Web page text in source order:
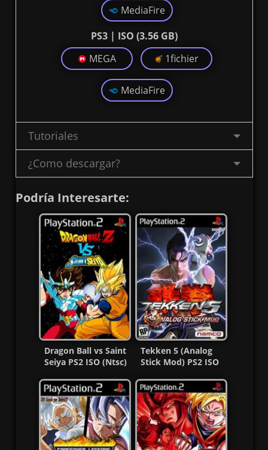
MediaFire
PS3 | ISO (3.56 GB)
MEGA
1fichier
MediaFire
Tutoriales
¿Como descargar?
Podría Interesarte:
Dragon Ball vs Saint
Seiya PS2 ISO (Ntsc)
Tekken 5 (Analog
Stick Mod) PS2 ISO